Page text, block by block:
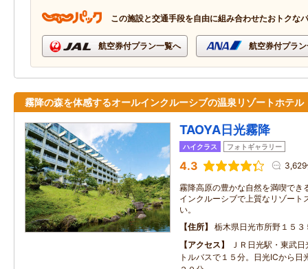
この施設と交通手段を自由に組み合わせたおトクな
航空券付プラン一覧へ 航空券付プラ
霧降の森を体感するオールインクルーシブの温泉リゾートホテル
TAOYA日光霧降
ハイクラス フォトギャラリー
4.3
霧降高原の豊かな自然を満喫でき
インクルーシブで上質なリゾート
い。
住所
栃木県日光市所野１５３
アクセス
ＪＲ日光駅・東武
トルバスで１５分。日光ICから日